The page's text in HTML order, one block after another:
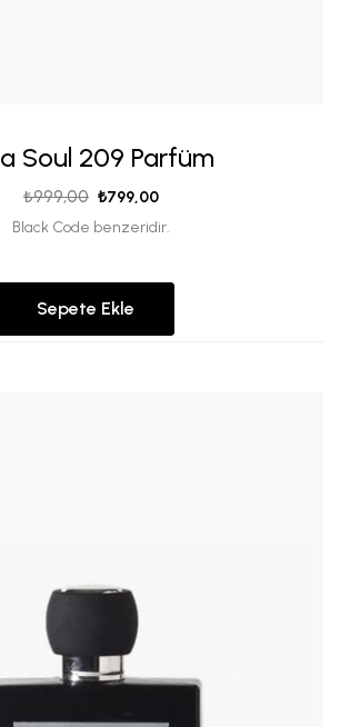
Soul 209 Parfüm
₺999,00 ₺799,00
Black Code benzeridir.
Sepete Ekle